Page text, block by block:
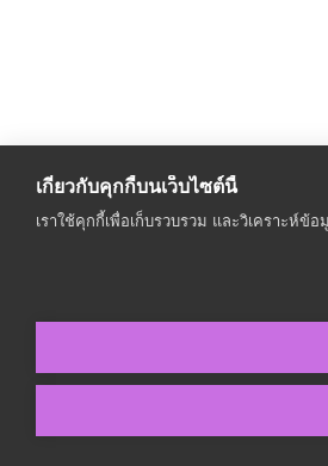
เกี่ยวกับคุกกี้บนเว็บไซต์นี้
เราใช้คุกกี้เพื่อเก็บรวบรวม และวิเคราะห์